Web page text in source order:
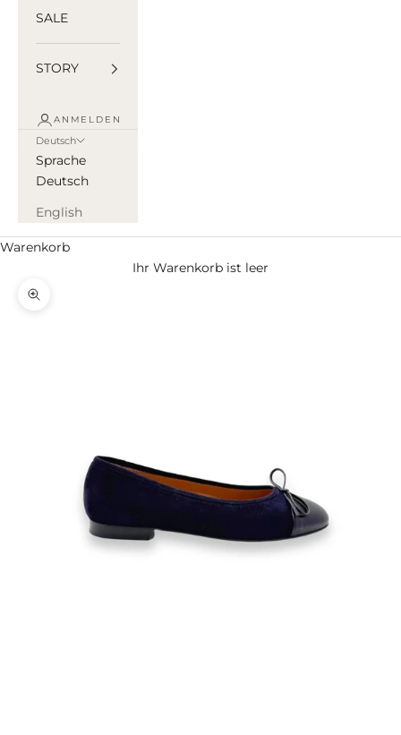
SALE
STORY
ANMELDEN
Deutsch
Sprache
Deutsch
English
Warenkorb
Ihr Warenkorb ist leer
Bild vergrößern